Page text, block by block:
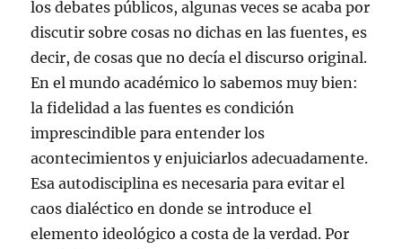
los debates públicos, algunas veces se acaba por
discutir sobre cosas no dichas en las fuentes, es
decir, de cosas que no decía el discurso original.
En el mundo académico lo sabemos muy bien:
la fidelidad a las fuentes es condición
imprescindible para entender los
acontecimientos y enjuiciarlos adecuadamente.
Esa autodisciplina es necesaria para evitar el
caos dialéctico en donde se introduce el
elemento ideológico a costa de la verdad. Por